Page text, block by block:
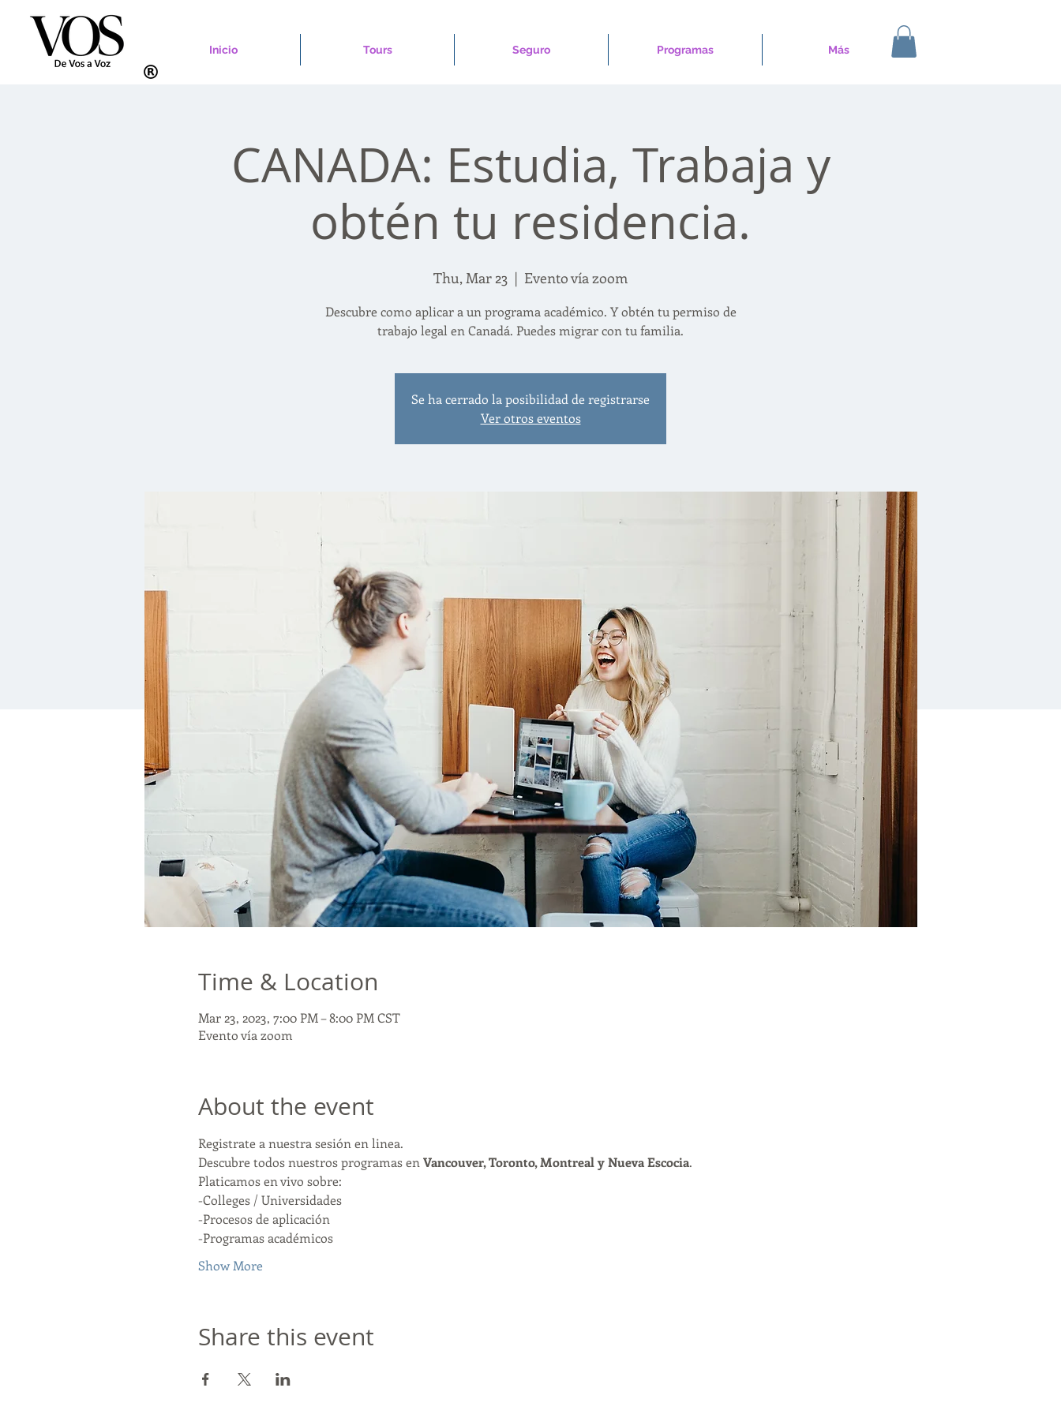
Inicio Tours Seguro Programas Más
CANADA: Estudia, Trabaja y
obtén tu residencia.
Thu, Mar 23
  |
Evento vía zoom
Descubre como aplicar a un programa académico. Y obtén tu permiso de
trabajo legal en Canadá. Puedes migrar con tu familia.
Se ha cerrado la posibilidad de registrarse
Ver otros eventos
Time & Location
Mar 23, 2023, 7:00 PM – 8:00 PM CST
Evento vía zoom
About the event
Registrate a nuestra sesión en linea.
Descubre todos nuestros programas en Vancouver, Toronto, Montreal y Nueva Escocia.
Platicamos en vivo sobre:
-Colleges / Universidades
-Procesos de aplicación
-Programas académicos
Show More
Share this event